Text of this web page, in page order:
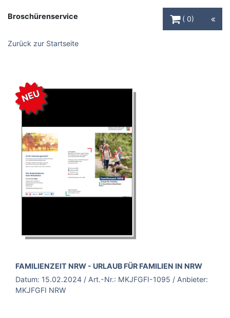
Broschürenservice
0
Zurück zur Startseite
NEU
BROSCHÜRE:
FAMILIENZEIT NRW - URLAUB FÜR FAMILIEN IN NRW
Datum: 15.02.2024 / Art.-Nr.: MKJFGFI-1095 / Anbieter:
MKJFGFI NRW